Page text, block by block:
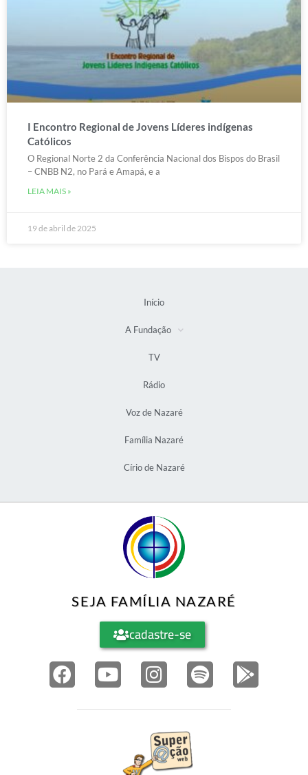
I Encontro Regional de Jovens Líderes indígenas
Católicos
O Regional Norte 2 da Conferência Nacional dos Bispos do Brasil
– CNBB N2, no Pará e Amapá, e a
LEIA MAIS »
19 de abril de 2025
Início
A Fundação
TV
Rádio
Voz de Nazaré
Família Nazaré
Círio de Nazaré
SEJA FAMÍLIA NAZARÉ
cadastre-se